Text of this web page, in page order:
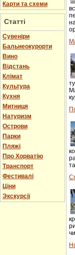
Карти та схеми
Статті
Cувеніри
Бальнеокурорти
Вино
Відстань
Клімат
Культура
Кухня
Митниця
Натуризм
Острови
Парки
Пляжі
Про Хорватію
Транспорт
Фестивалі
Ціни
Экскурсії